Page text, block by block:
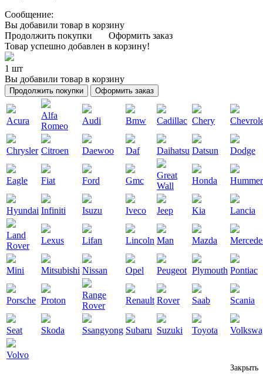
Сообщение:
Вы добавили товар в корзину
Продолжить покупки
Оформить заказ
Товар успешно добавлен в корзину!
1 шт
Вы добавили товар в корзину
Продолжить покупки Оформить заказ
Acura
Alfa
Romeo
Audi Bmw Cadillac Chery
Chrysler Citroen Daewoo Daf Daihatsu Datsun Dodge
Eagle Fiat Ford Gmc
Great
Wall
Honda Hummer
Hyundai Infiniti Isuzu Iveco Jeep Kia Lancia
Land
Rover
Lexus Lifan Lincoln Man Mazda
Mini Mitsubishi Nissan Opel Peugeot Plymouth Pontiac
Porsche Proton
Range
Rover
Renault Rover Saab Scania
Seat Skoda Ssangyong Subaru Suzuki Toyota
Volvo
Закрыть